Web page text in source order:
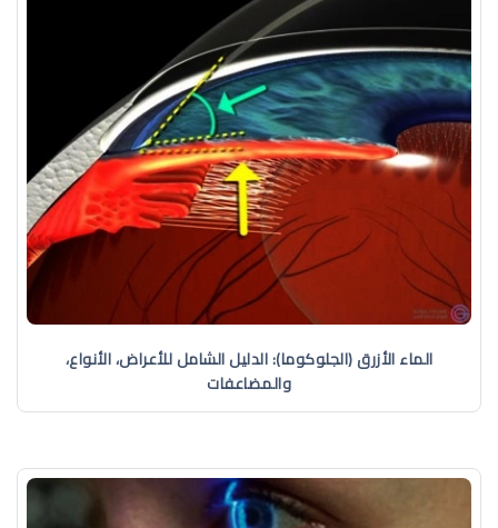
الماء الأزرق (الجلوكوما): الدليل الشامل للأعراض، الأنواع،
والمضاعفات